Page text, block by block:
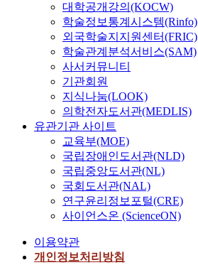
대학공개강의(KOCW)
학술정보통계시스템(Rinfo)
외국학술지지원센터(FRIC)
학술관계분석서비스(SAM)
사서커뮤니티
기관회원
지식나눔(LOOK)
의학전자도서관(MEDLIS)
유관기관 사이트
교육부(MOE)
국립장애인도서관(NLD)
국립중앙도서관(NL)
국회도서관(NAL)
연구윤리정보포털(CRE)
사이언스온 (ScienceON)
이용약관
개인정보처리방침